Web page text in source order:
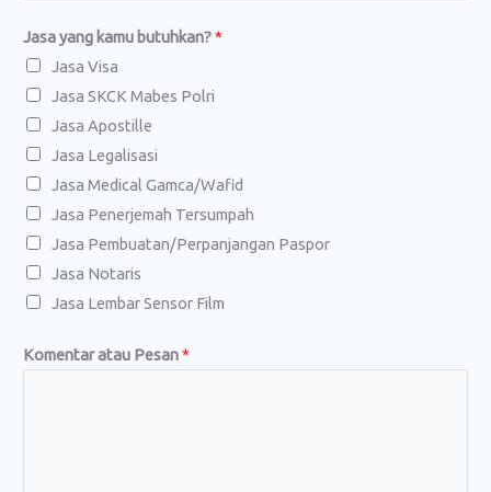
i
a
t
a
u
Jasa yang kamu butuhkan?*
Jasa Visa
Jasa SKCK Mabes Polri
Jasa Apostille
Jasa Legalisasi
Jasa Medical Gamca/Wafid
Jasa Penerjemah Tersumpah
Jasa Pembuatan/Perpanjangan Paspor
Jasa Notaris
Jasa Lembar Sensor Film
Komentar atau Pesan*